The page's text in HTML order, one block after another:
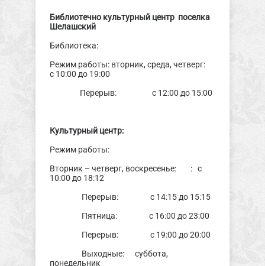
Библиотечно культурный центр поселка
Шелашский
Библиотека:
Режим работы: вторник, среда, четверг:
с 10:00 до 19:00
Перерыв: с 12:00 до 15:00
Культурный центр:
Режим работы:
Вторник – четверг, воскресенье: : с
10:00 до 18:12
Перерыв: с 14:15 до 15:15
Пятница: с 16:00 до 23:00
Перерыв: с 19:00 до 20:00
Выходные: суббота,
понедельник